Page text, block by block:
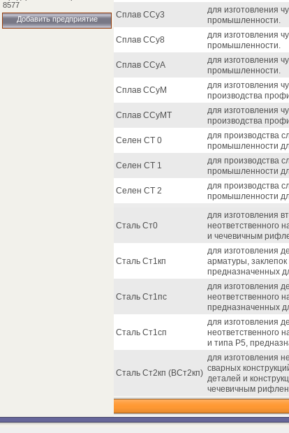
8577
Добавить предприятие
Сплав ССу3
для изготовления
промышленности.
Сплав ССу8
для изготовления
промышленности.
Сплав ССуА
для изготовления
промышленности.
Сплав ССуМ
для изготовления
производства
Сплав ССуМТ
для изготовления
производства
Селен СТ 0
для производства
промышленности
Селен СТ 1
для производства
промышленности
Селен СТ 2
для производства
промышленности
Сталь Ст0
для изготовления
неответственного
и чечевичным
Сталь Ст1кп
для изготовления
арматуры, заклепок
предназначенных
Сталь Ст1пс
для изготовления
неответственного
предназначенных
Сталь Ст1сп
для изготовления
неответственного
и типа Р5,
Сталь Ст2кп (ВСт2кп)
для изготовления
сварных
деталей и
чечевичным